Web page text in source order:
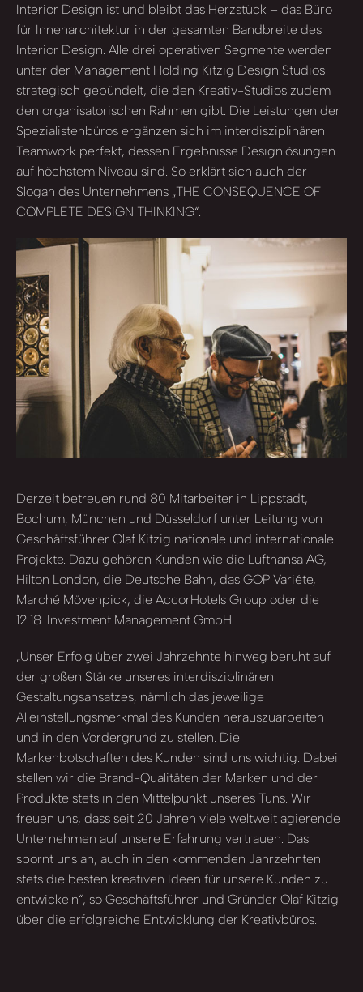
Interior Design ist und bleibt das Herzstück – das Büro
für Innenarchitektur in der gesamten Bandbreite des
Interior Design. Alle drei operativen Segmente werden
unter der Management Holding Kitzig Design Studios
strategisch gebündelt, die den Kreativ-Studios zudem
den organisatorischen Rahmen gibt. Die Leistungen der
Spezialistenbüros ergänzen sich im interdisziplinären
Teamwork perfekt, dessen Ergebnisse Designlösungen
auf höchstem Niveau sind. So erklärt sich auch der
Slogan des Unternehmens „THE CONSEQUENCE OF
COMPLETE DESIGN THINKING“.
Derzeit betreuen rund 80 Mitarbeiter in Lippstadt,
Bochum, München und Düsseldorf unter Leitung von
Geschäftsführer Olaf Kitzig nationale und internationale
Projekte. Dazu gehören Kunden wie die Lufthansa AG,
Hilton London, die Deutsche Bahn, das GOP Variéte,
Marché Mövenpick, die AccorHotels Group oder die
12.18. Investment Management GmbH.
„Unser Erfolg über zwei Jahrzehnte hinweg beruht auf
der großen Stärke unseres interdisziplinären
Gestaltungsansatzes, nämlich das jeweilige
Alleinstellungsmerkmal des Kunden herauszuarbeiten
und in den Vordergrund zu stellen. Die
Markenbotschaften des Kunden sind uns wichtig. Dabei
stellen wir die Brand-Qualitäten der Marken und der
Produkte stets in den Mittelpunkt unseres Tuns. Wir
freuen uns, dass seit 20 Jahren viele weltweit agierende
Unternehmen auf unsere Erfahrung vertrauen. Das
spornt uns an, auch in den kommenden Jahrzehnten
stets die besten kreativen Ideen für unsere Kunden zu
entwickeln“, so Geschäftsführer und Gründer Olaf Kitzig
über die erfolgreiche Entwicklung der Kreativbüros.